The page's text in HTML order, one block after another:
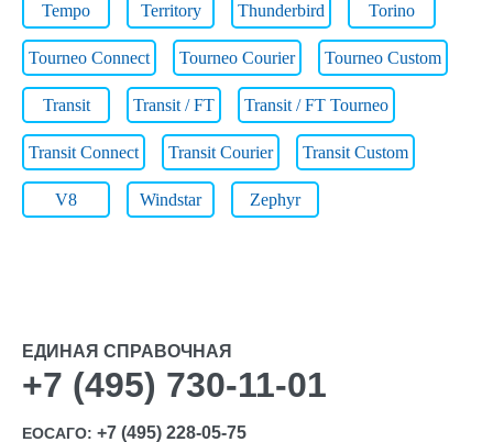
Tempo Territory Thunderbird Torino
Tourneo Connect Tourneo Courier Tourneo Custom
Transit Transit / FT Transit / FT Tourneo
Transit Connect Transit Courier Transit Custom
V8 Windstar Zephyr
ЕДИНАЯ СПРАВОЧНАЯ
+7 (495) 730-11-01
ЕОСАГО: +7 (495) 228-05-75